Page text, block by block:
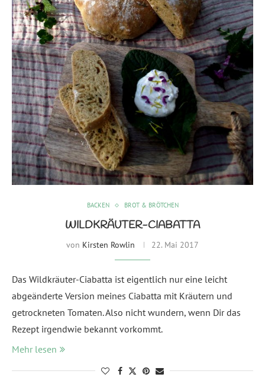
BACKEN BROT & BRÖTCHEN
WILDKRÄUTER-CIABATTA
von Kirsten Rowlin 22. Mai 2017
Das Wildkräuter-Ciabatta ist eigentlich nur eine leicht
abgeänderte Version meines Ciabatta mit Kräutern und
getrockneten Tomaten. Also nicht wundern, wenn Dir das
Rezept irgendwie bekannt vorkommt.
Mehr lesen